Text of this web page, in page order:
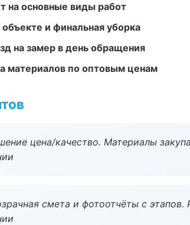
на основные виды работ
объекте и финальная уборка
на замер в день обращения
материалов по оптовым ценам
цена/качество. Материалы
смета и фотоотчёты с